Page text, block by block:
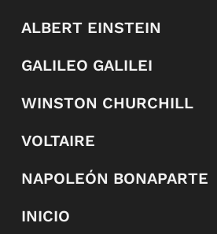
ALBERT EINSTEIN
GALILEO GALILEI
WINSTON CHURCHILL
VOLTAIRE
NAPOLEÓN BONAPARTE
INICIO